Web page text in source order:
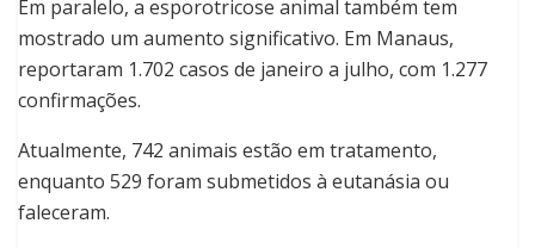
Em paralelo, a esporotricose animal também tem
mostrado um aumento significativo. Em Manaus,
reportaram 1.702 casos de janeiro a julho, com 1.277
confirmações.
Atualmente, 742 animais estão em tratamento,
enquanto 529 foram submetidos à eutanásia ou
faleceram.